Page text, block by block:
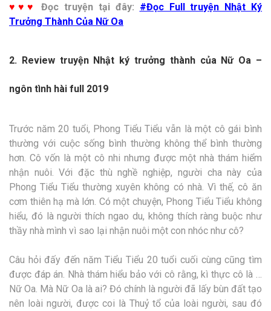
♥♥♥ Đọc truyện tại đây: #Đọc Full truyện Nhật Ký
Trưởng Thành Của Nữ Oa
2. Review truyện Nhật ký trưởng thành của Nữ Oa –
ngôn tình hài full 2019
Trước năm 20 tuổi, Phong Tiểu Tiểu vẫn là một cô gái bình
thường với cuộc sống bình thường không thể bình thường
hơn. Cô vốn là một cô nhi nhưng được một nhà thám hiểm
nhận nuôi. Với đặc thù nghề nghiệp, người cha này của
Phong Tiểu Tiểu thường xuyên không có nhà. Vì thế, cô ăn
cơm thiên hạ mà lớn. Có một chuyện, Phong Tiểu Tiểu không
hiểu, đó là người thích ngao du, không thích ràng buộc như
thầy nhà mình vì sao lại nhận nuôi một con nhóc như cô?
Câu hỏi đấy đến năm Tiểu Tiểu 20 tuổi cuối cùng cũng tìm
được đáp án. Nhà thám hiểu bảo với cô rằng, kì thực cô là …
Nữ Oa. Mà Nữ Oa là ai? Đó chính là người đã lấy bùn đất tạo
nên loài người, được coi là Thuỷ tổ của loài người, sau đó